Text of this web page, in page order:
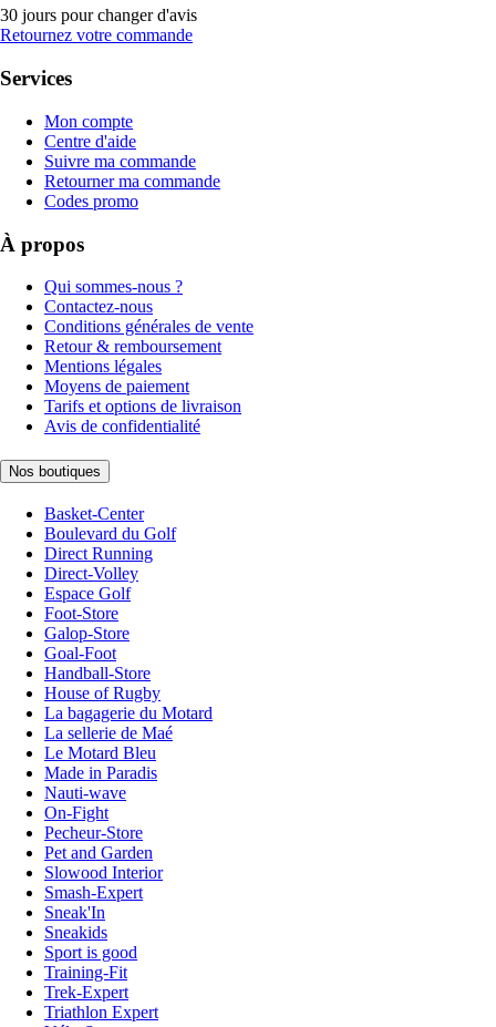
30 jours pour changer d'avis
Retournez votre commande
Services
Mon compte
Centre d'aide
Suivre ma commande
Retourner ma commande
Codes promo
À propos
Qui sommes-nous ?
Contactez-nous
Conditions générales de vente
Retour & remboursement
Mentions légales
Moyens de paiement
Tarifs et options de livraison
Avis de confidentialité
Nos boutiques
Basket-Center
Boulevard du Golf
Direct Running
Direct-Volley
Espace Golf
Foot-Store
Galop-Store
Goal-Foot
Handball-Store
House of Rugby
La bagagerie du Motard
La sellerie de Maé
Le Motard Bleu
Made in Paradis
Nauti-wave
On-Fight
Pecheur-Store
Pet and Garden
Slowood Interior
Smash-Expert
Sneak'In
Sneakids
Sport is good
Training-Fit
Trek-Expert
Triathlon Expert